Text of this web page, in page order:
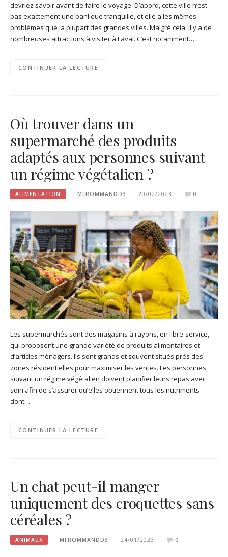
devriez savoir avant de faire le voyage. D’abord, cette ville n’est
pas exactement une banlieue tranquille, et elle a les mêmes
problèmes que la plupart des grandes villes. Malgré cela, il y a de
nombreuses attractions à visiter à Laval. C’est notamment…
CONTINUER LA LECTURE
Où trouver dans un
supermarché des produits
adaptés aux personnes suivant
un régime végétalien ?
ALIMENTATION MFROMMANDD3 20/02/2023 0
Les supermarchés sont des magasins à rayons, en libre-service,
qui proposent une grande variété de produits alimentaires et
d’articles ménagers. Ils sont grands et souvent situés près des
zones résidentielles pour maximiser les ventes. Les personnes
suivant un régime végétalien doivent planifier leurs repas avec
soin afin de s’assurer qu’elles obtiennent tous les nutriments
dont…
CONTINUER LA LECTURE
Un chat peut-il manger
uniquement des croquettes sans
céréales ?
ANIMAUX MFROMMANDD3 24/01/2023 0